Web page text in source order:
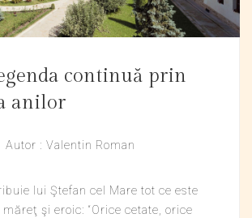
continuă prin
anilor
Autor : Valentin Roman
lui Ştefan cel Mare tot ce este
şi eroic: “Orice cetate, orice